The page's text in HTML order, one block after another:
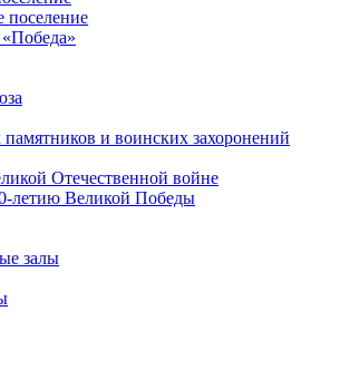
поселение
и воинских захоронений
Отечественной войне
летию Великой Победы
залы